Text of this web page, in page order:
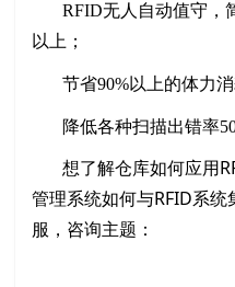
RFID无人自动值守，
以上；
节省90%以上的体力消
降低各种扫描出错率
想了解仓库如何应用
管理系统如何与RFID系
服，咨询主题：